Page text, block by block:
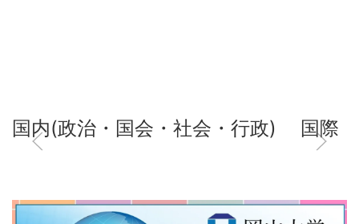
国内(政治・国会・社会・行政) 国際